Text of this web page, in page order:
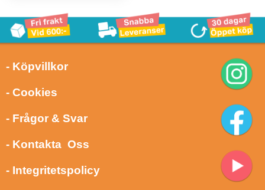
- Köpvillkor
- Cookies
- Frågor & Svar
- Kontakta Oss
- Integritetspolicy